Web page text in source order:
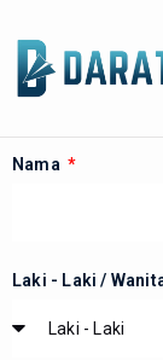
Nama
Laki - Laki /